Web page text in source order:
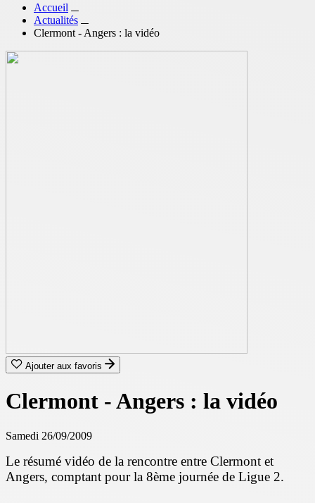
Accueil
Actualités
Clermont - Angers : la vidéo
Ajouter aux favoris
Clermont - Angers : la vidéo
Samedi 26/09/2009
Le résumé vidéo de la rencontre entre Clermont et
Angers, comptant pour la 8ème journée de Ligue 2.